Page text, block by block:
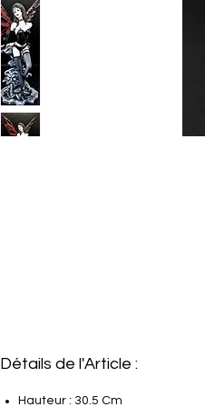
Détails de l'Article :
Hauteur : 30.5 Cm